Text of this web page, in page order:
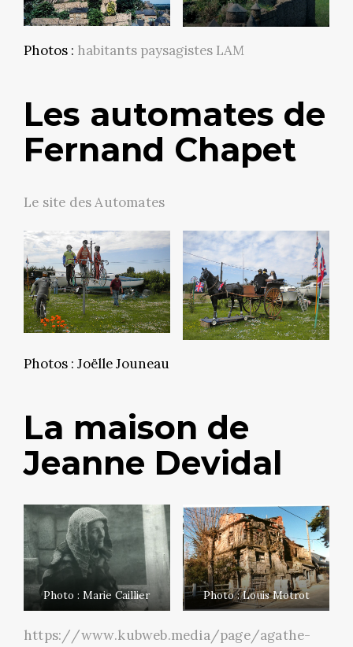
Photos : habitants paysagistes LAM
Les automates de
Fernand Chapet
Le site des Automates
Photos : Joëlle Jouneau
La maison de
Jeanne Devidal
Photo : Marie Caillier Photo : Louis Motrot
https://www.kubweb.media/page/agathe-